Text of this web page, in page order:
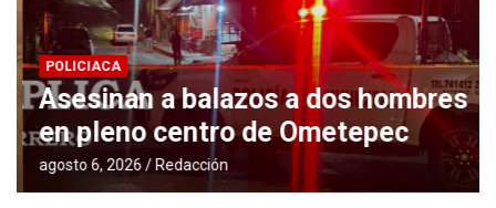
POLICIACA
Asesinan a balazos a dos hombres
en pleno centro de Ometepec
agosto 6, 2026 Redacción